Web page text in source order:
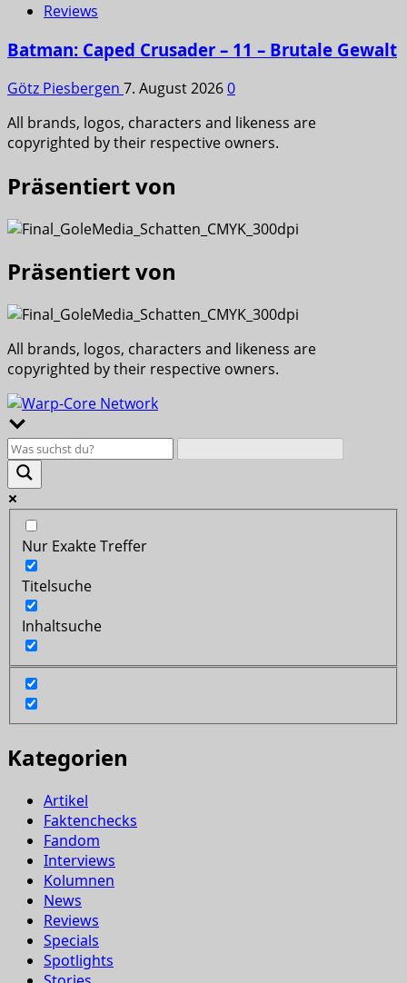
Reviews
Batman: Caped Crusader – 11 – Brutale Gewalt
Götz Piesbergen 7. August 20260
All brands, logos, characters and likeness are
copyrighted by their respective owners.
Präsentiert von
Präsentiert von
All brands, logos, characters and likeness are
copyrighted by their respective owners.
Nur Exakte Treffer
Titelsuche
Inhaltsuche
Kategorien
Artikel
Faktenchecks
Fandom
Interviews
Kolumnen
News
Reviews
Specials
Spotlights